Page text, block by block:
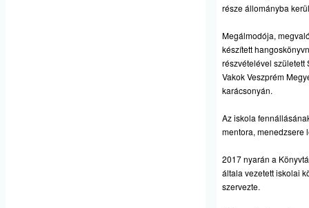
része állományba
Megálmodója,
készített
részvételével született
Vakok Veszprém
karácsonyán.
Az iskola
mentora, menedzsere
2017 nyarán a
általa vezetett iskolai
szervezte.